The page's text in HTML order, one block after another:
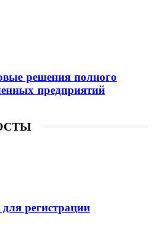
решения полного
предприятий
регистрации